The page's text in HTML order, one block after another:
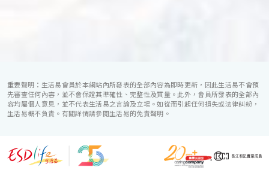
重要聲明：生活易會員於本網站內所發表的全部內容為即時更新，因此生活易不會預
先審查任何內容，並不會保證其準確性、完整性及質量。此外，會員所發表的全部內
容均屬個人意見，並不代表生活易之言論及立場。如從而引起任何損失或法律糾紛，
生活易概不負責。有關詳情請參閱生活易的免責聲明。